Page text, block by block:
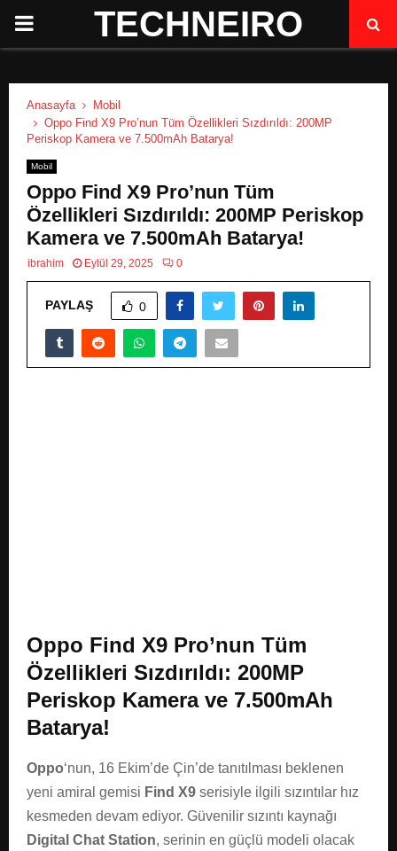
P
M
A
R
TECHNEIRO
Anasayfa
Mobil
Oppo Find X9 Pro’nun Tüm Özellikleri Sızdırıldı: 200MP
Periskop Kamera ve 7.500mAh Batarya!
Mobil
Oppo Find X9 Pro’nun Tüm
Özellikleri Sızdırıldı: 200MP Periskop
Kamera ve 7.500mAh Batarya!
ibrahim Eylül 29, 2025 0
PAYLAŞ 0
Oppo Find X9 Pro’nun Tüm
Özellikleri Sızdırıldı: 200MP
Periskop Kamera ve 7.500mAh
Batarya!
Oppo‘nun, 16 Ekim’de Çin’de tanıtılması beklenen
yeni amiral gemisi Find X9 serisiyle ilgili sızıntılar hız
kesmeden devam ediyor. Güvenilir sızıntı kaynağı
Digital Chat Station, serinin en güçlü modeli olacak